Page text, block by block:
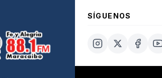
SÍGUENOS